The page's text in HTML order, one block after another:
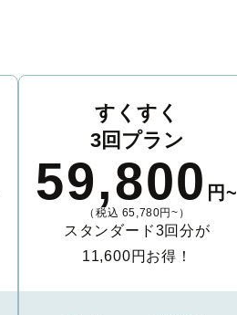
すくすく
3回プラン
59,800 円~
（税込 65,780円~）
スタンダード3回分が
11,600円お得！